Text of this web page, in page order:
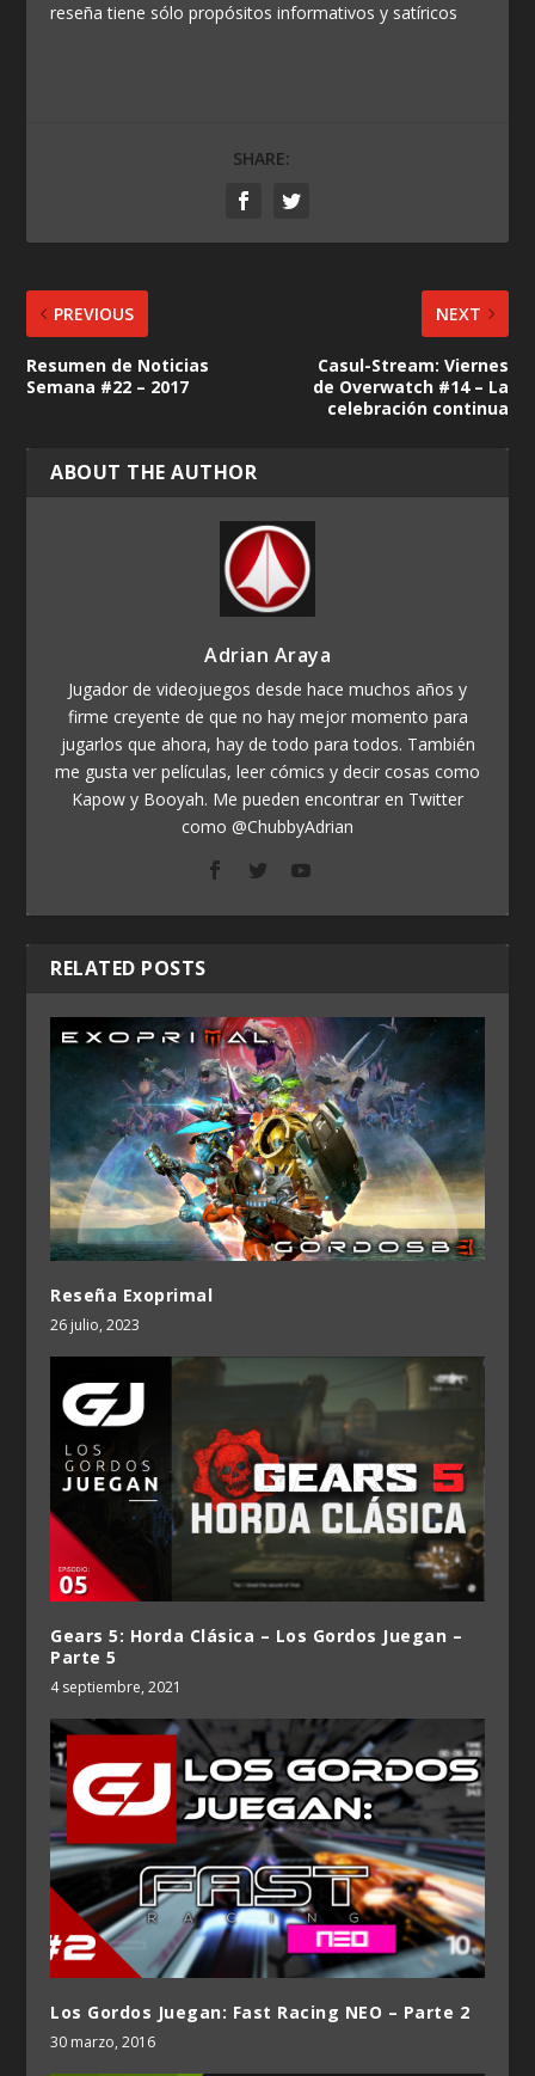
reseña tiene sólo propósitos informativos y satíricos
SHARE:
PREVIOUS
Resumen de Noticias
Semana #22 – 2017
NEXT
Casul-Stream: Viernes
de Overwatch #14 – La
celebración continua
ABOUT THE AUTHOR
Adrian Araya
Jugador de videojuegos desde hace muchos años y
firme creyente de que no hay mejor momento para
jugarlos que ahora, hay de todo para todos. También
me gusta ver películas, leer cómics y decir cosas como
Kapow y Booyah. Me pueden encontrar en Twitter
como @ChubbyAdrian
RELATED POSTS
Reseña Exoprimal
26 julio, 2023
Gears 5: Horda Clásica – Los Gordos Juegan –
Parte 5
4 septiembre, 2021
Los Gordos Juegan: Fast Racing NEO – Parte 2
30 marzo, 2016